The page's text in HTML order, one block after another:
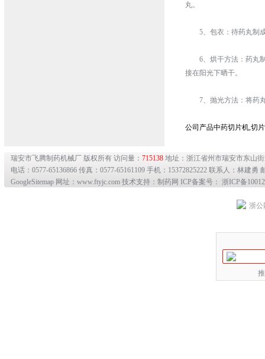
丸。
5、包衣：待药丸制成
6、烘干方法：药丸制
接在阳光下晒干。
7、抛光方法：将药丸
公司产品中药切片机,切
瑞安市飞腾制药机械厂 版权所有 访问量： 715138 地址：浙江省州市瑞安市东山
电话：0577-65136866 传真：0577-65161109 手机：15372825222 联系人：林建勇
GoogleSitemap 网址：www.ftyjc.com 技术支持：制药网 ICP备案号： 浙ICP备
浙公